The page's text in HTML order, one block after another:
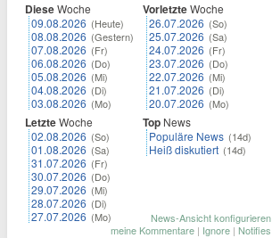
DieseWoche
09.08.2026 (Heute)
08.08.2026 (Gestern)
07.08.2026 (Fr)
06.08.2026 (Do)
05.08.2026 (Mi)
04.08.2026 (Di)
03.08.2026 (Mo)
LetzteWoche
02.08.2026 (So)
01.08.2026 (Sa)
31.07.2026 (Fr)
30.07.2026 (Do)
29.07.2026 (Mi)
28.07.2026 (Di)
27.07.2026 (Mo)
VorletzteWoche
26.07.2026 (So)
25.07.2026 (Sa)
24.07.2026 (Fr)
23.07.2026 (Do)
22.07.2026 (Mi)
21.07.2026 (Di)
20.07.2026 (Mo)
Top News
Populäre News (14d)
Heiß diskutiert (14d)
News-Ansicht konfigurieren
meine Kommentare | Ignore | Notifies